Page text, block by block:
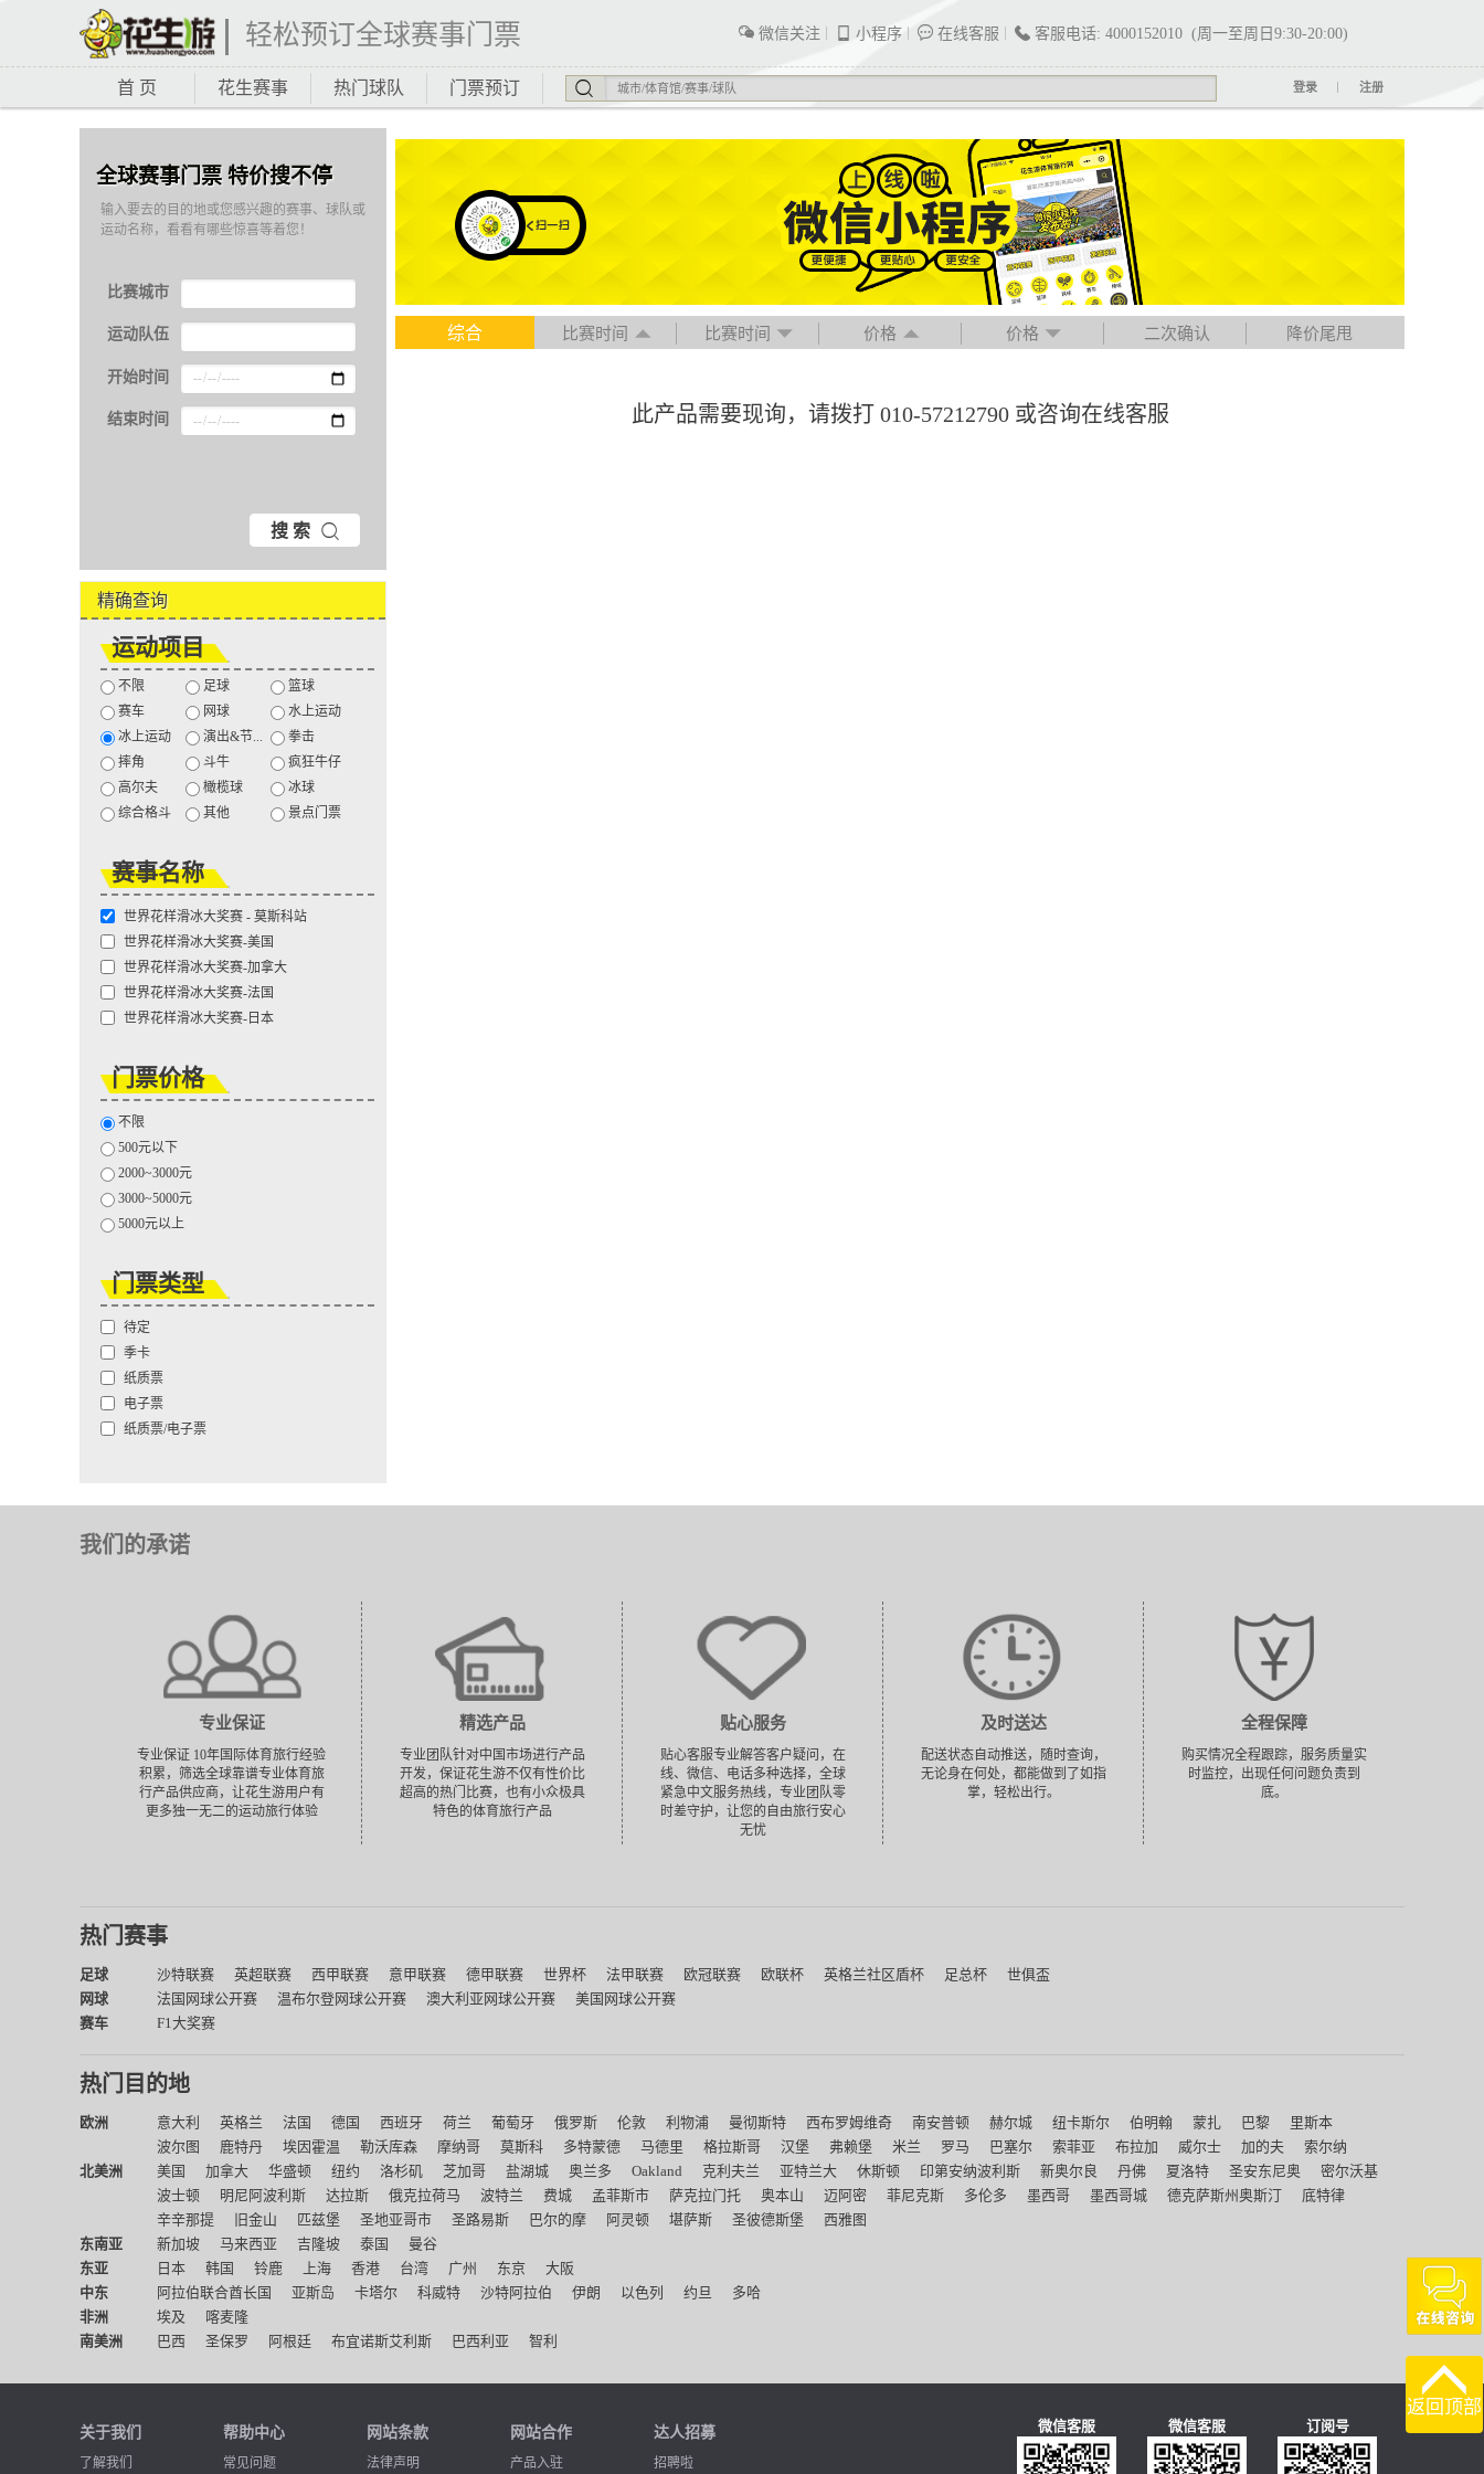
轻松预订全球赛事门票 微信关注 小程序 在线客服 客服电话: 4000152010 (周一至周日9:30-20:00)
首 页 花生赛事 热门球队 门票预订 登录 注册
综合 比赛时间 比赛时间 价格 价格 二次确认 降价尾甩
此产品需要现询，请拨打 010-57212790 或咨询在线客服
全球赛事门票 特价搜不停
输入要去的目的地或您感兴趣的赛事、球队或
运动名称，看看有哪些惊喜等着您！
比赛城市
运动队伍
开始时间
结束时间
搜 索
精确查询
运动项目
不限 足球
篮球
赛车
网球
水上运动
冰上运动
演出&节...
拳击
摔角
斗牛
疯狂牛仔
高尔夫
橄榄球
冰球
综合格斗
其他 景点门票
赛事名称
世界花样滑冰大奖赛 - 莫斯科站
世界花样滑冰大奖赛-美国
世界花样滑冰大奖赛-加拿大
世界花样滑冰大奖赛-法国
世界花样滑冰大奖赛-日本
门票价格
不限
500元以下
2000~3000元
3000~5000元
5000元以上
门票类型
待定
季卡
纸质票
电子票
纸质票/电子票
返回顶部
我们的承诺
专业保证
专业保证 10年国际体育旅行经验
积累，筛选全球靠谱专业体育旅
行产品供应商，让花生游用户有
更多独一无二的运动旅行体验
精选产品
专业团队针对中国市场进行产品
开发，保证花生游不仅有性价比
超高的热门比赛，也有小众极具
特色的体育旅行产品
贴心服务
贴心客服专业解答客户疑问，在
线、微信、电话多种选择，全球
紧急中文服务热线，专业团队零
时差守护，让您的自由旅行安心
无忧
及时送达
配送状态自动推送，随时查询，
无论身在何处，都能做到了如指
掌，轻松出行。
全程保障
购买情况全程跟踪，服务质量实
时监控，出现任何问题负责到
底。
热门赛事
足球 沙特联赛 英超联赛 西甲联赛 意甲联赛 德甲联赛 世界杯 法甲联赛 欧冠联赛 欧联杯 英格兰社区盾杯 足总杯
世俱盃
网球
法国网球公开赛 温布尔登网球公开赛 澳大利亚网球公开赛
美国网球公开赛
赛车
F1大奖赛
热门目的地
欧洲 意大利 英格兰 法国 德国 西班牙 荷兰 葡萄牙 俄罗斯 伦敦 利物浦 曼彻斯特 西布罗姆维奇 南安普顿 赫尔城 纽卡斯尔 伯明翰 蒙扎 巴黎
里斯本
波尔图
鹿特丹 埃因霍温 勒沃库森 摩纳哥 莫斯科 多特蒙德 马德里 格拉斯哥 汉堡 弗赖堡 米兰 罗马 巴塞尔 索菲亚 布拉加 威尔士 加的夫
索尔纳
北美洲
美国 加拿大 华盛顿 纽约 洛杉矶 芝加哥 盐湖城 奥兰多 Oakland 克利夫兰 亚特兰大 休斯顿 印第安纳波利斯 新奥尔良 丹佛 夏洛特 圣安东尼奥
密尔沃基
波士顿
明尼阿波利斯 达拉斯 俄克拉荷马 波特兰 费城 孟菲斯市 萨克拉门托 奥本山 迈阿密 菲尼克斯 多伦多 墨西哥 墨西哥城 德克萨斯州奥斯汀
底特律
辛辛那提
旧金山 匹兹堡 圣地亚哥市 圣路易斯 巴尔的摩 阿灵顿 堪萨斯 圣彼德斯堡
西雅图
东南亚
新加坡 马来西亚 吉隆坡 泰国
曼谷
东亚
日本 韩国 铃鹿 上海 香港 台湾 广州 东京
大阪
中东
阿拉伯联合酋长国 亚斯岛 卡塔尔 科威特 沙特阿拉伯 伊朗 以色列 约旦
多哈
非洲
埃及
喀麦隆
南美洲
巴西 圣保罗 阿根廷 布宜诺斯艾利斯 巴西利亚 智利
关于我们
了解我们
帮助中心
常见问题
网站条款
法律声明
网站合作
产品入驻
达人招募
招聘啦
微信客服 微信客服 订阅号